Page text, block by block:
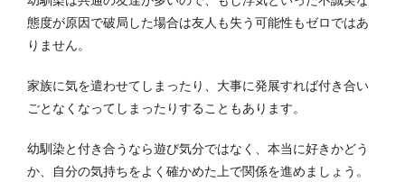
態度が原因で破局した場合は友人も失う可能性もゼロではあ
りません。
家族に気を遣わせてしまったり、大事に発展すれば付き合い
ごとなくなってしまったりすることもあります。
幼馴染と付き合うなら遊び気分ではなく、本当に好きかどう
か、自分の気持ちをよく確かめた上で関係を進めましょう。